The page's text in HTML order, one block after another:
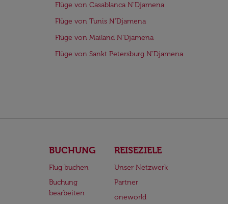
Flüge von Casablanca N’Djamena
Flüge von Tunis N’Djamena
Flüge von Mailand N’Djamena
Flüge von Sankt Petersburg N’Djamena
BUCHUNG
Flug buchen
Buchung
bearbeiten
REISEZIELE
Unser Netzwerk
Partner
oneworld